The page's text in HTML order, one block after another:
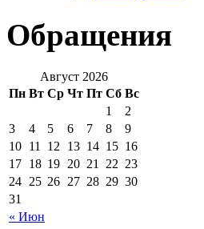
Обращения
Август 2026
Пн Вт Ср Чт Пт Сб Вс
« Июн
1
2
3
4 5 6 7 8
9
10 11 12 13 14 15 16
17 18 19 20 21 22 23
24 25 26 27 28 29 30
31